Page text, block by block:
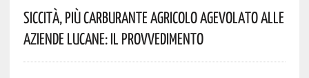
Siccità, Più Carburante Agricolo Agevolato Alle
Aziende Lucane: Il Provvedimento